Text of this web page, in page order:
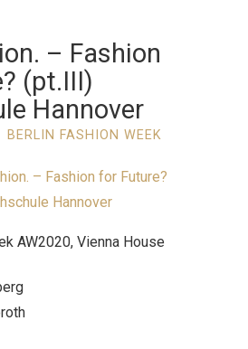
– Fashion
(pt.III)
Hannover
BERLIN FASHION WEEK
AW2020, Vienna House